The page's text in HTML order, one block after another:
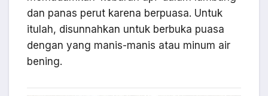
dan panas perut karena berpuasa. Untuk
itulah, disunnahkan untuk berbuka puasa
dengan yang manis-manis atau minum air
bening.